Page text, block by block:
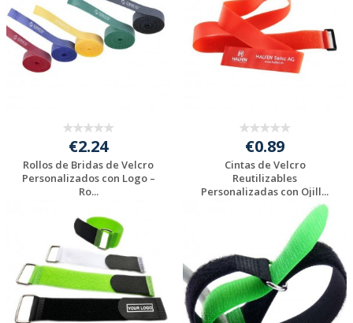
€2.24
Rollos de Bridas de Velcro
Personalizados con Logo –
Ro...
Solicitar
presupuesto
€0.89
Cintas de Velcro
Reutilizables
Personalizadas con Ojill...
presupuesto